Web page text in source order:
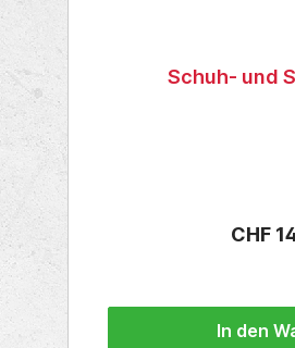
Schuh- und
CHF
In den